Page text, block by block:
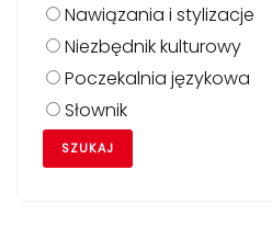
Nawiązania i stylizacje
Niezbędnik kulturowy
Poczekalnia językowa
Słownik